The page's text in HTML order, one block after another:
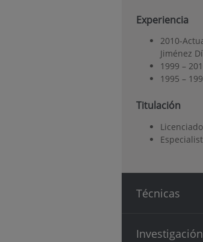
Experiencia
2010-
Jiménez
1999 –
1995 –
Titulación
Técnicas